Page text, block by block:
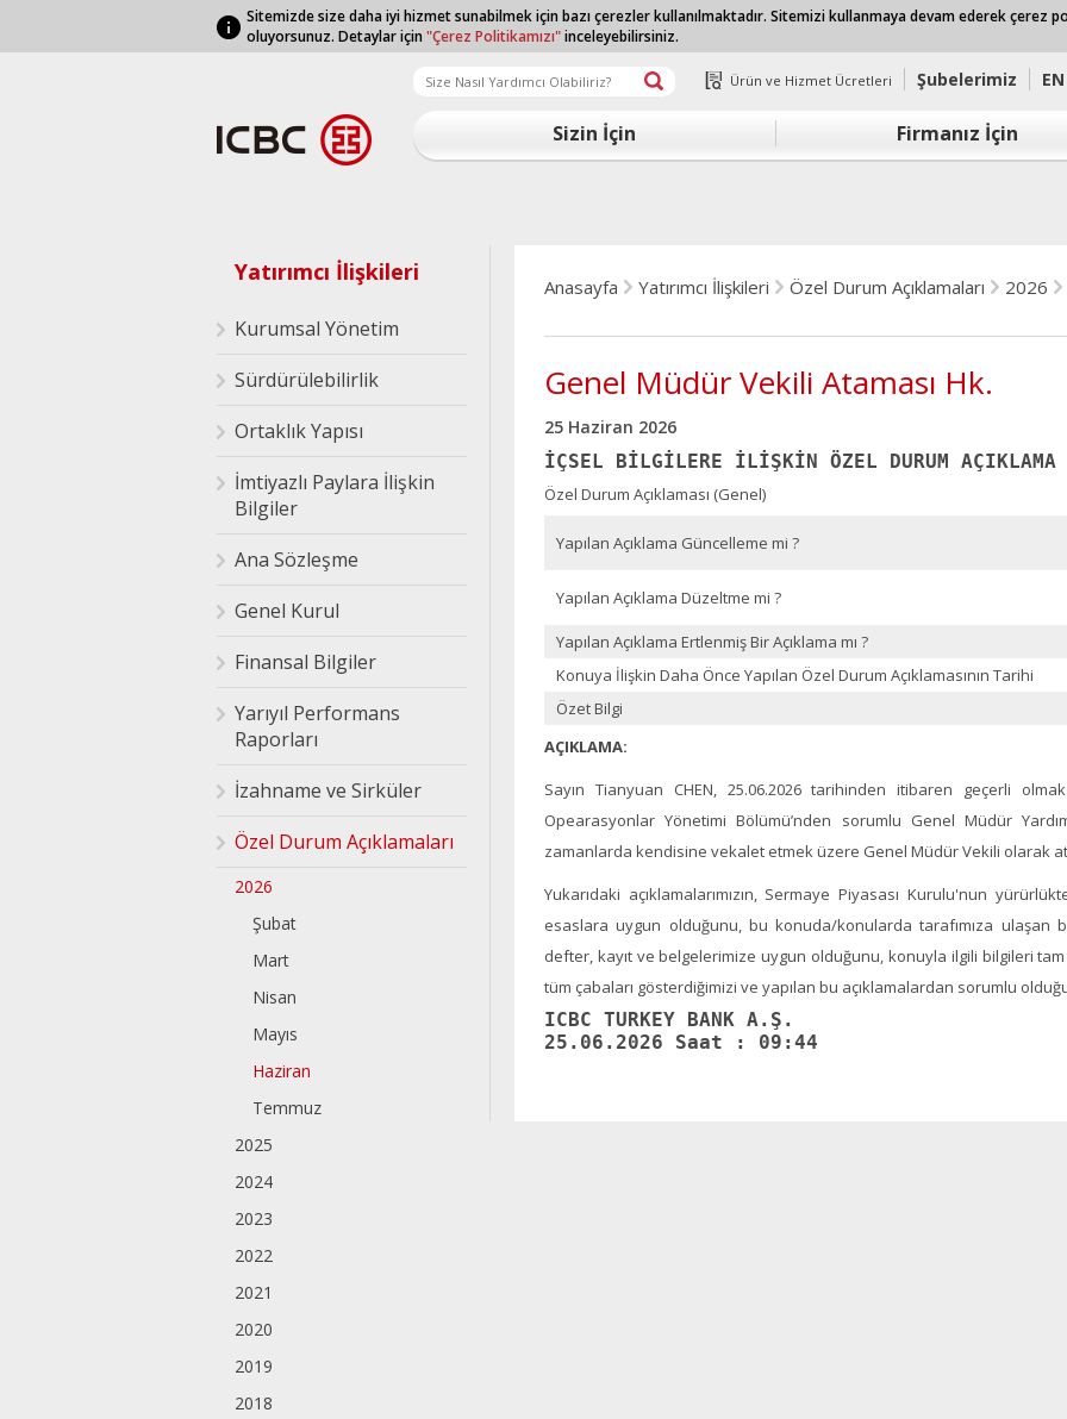
Sitemizde size daha iyi hizmet sunabilmek için bazı çerezler kullanılmaktadır. Sitemizi kullanmaya devam ederek çerez
oluyorsunuz. Detaylar için "Çerez Politikamızı"inceleyebilirsiniz.
Ürün ve Hizmet Ücretleri Şubelerimiz EN
Sizin İçin Firmanız İçin
Yatırımcı İlişkileri
Kurumsal Yönetim
Sürdürülebilirlik
Ortaklık Yapısı
İmtiyazlı Paylara İlişkin
Bilgiler
Ana Sözleşme
Genel Kurul
Finansal Bilgiler
Yarıyıl Performans
Raporları
İzahname ve Sirküler
Özel Durum Açıklamaları
2026
Şubat
Mart
Nisan
Mayıs
Haziran
Temmuz
2025
2024
2023
2022
2021
2020
2019
2018
Anasayfa Yatırımcı İlişkileri Özel Durum Açıklamaları 2026
Genel Müdür Vekili Ataması Hk.
25 Haziran 2026
İÇSEL BİLGİLERE İLİŞKİN ÖZEL DURUM AÇIKLAMA
Özel Durum Açıklaması (Genel)
Yapılan Açıklama Güncelleme mi ?
Yapılan Açıklama Düzeltme mi ?
Yapılan Açıklama Ertlenmiş Bir Açıklama mı ?
Konuya İlişkin Daha Önce Yapılan Özel Durum Açıklamasının Tarihi
Özet Bilgi
AÇIKLAMA:
Sayın Tianyuan CHEN, 25.06.2026 tarihinden itibaren geçerli
Opearasyonlar Yönetimi Bölümü’nden sorumlu Genel Müdür
zamanlarda kendisine vekalet etmek üzere Genel Müdür Vekili olarak
Yukarıdaki açıklamalarımızın, Sermaye Piyasası Kurulu'nun
esaslara uygun olduğunu, bu konuda/konularda tarafımıza ulaşan
defter, kayıt ve belgelerimize uygun olduğunu, konuyla ilgili bilgileri
tüm çabaları gösterdiğimizi ve yapılan bu açıklamalardan sorumlu
ICBC TURKEY BANK A.Ş.
25.06.2026 Saat : 09:44